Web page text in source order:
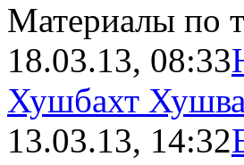
Материалы по
18.03.13, 08:33
Хушбахт
13.03.13, 14:32